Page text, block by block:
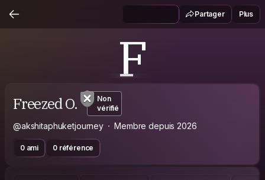
Partager Plus
F
Freezed O.
Non
vérifié
@akshitaphuketjourney Membre depuis 2026
0 ami 0 référence